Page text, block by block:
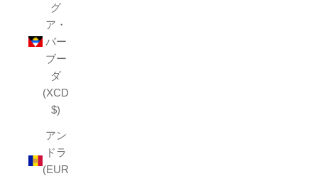
グ
ア・
バー
ブー
ダ
(XCD
$)
アン
ドラ
(EUR